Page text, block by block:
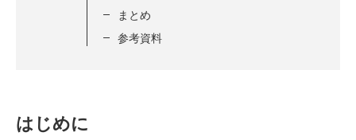
まとめ
参考資料
はじめに